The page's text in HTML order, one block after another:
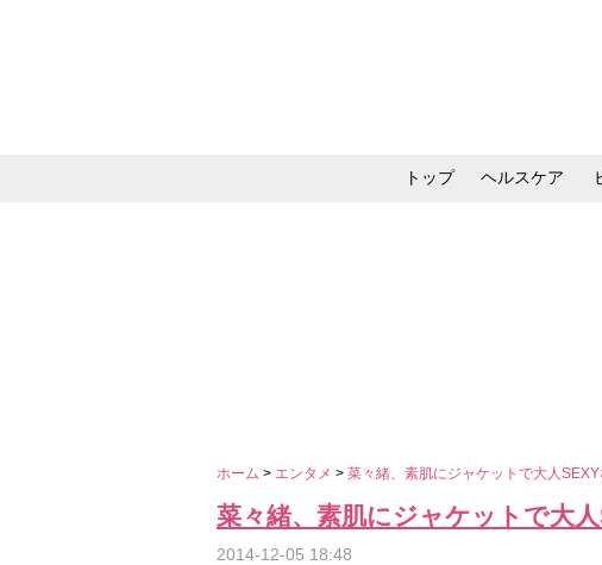
トップ ヘルスケア
ホーム > エンタメ > 菜々緒、素肌にジャケットで大人
菜々緒、素肌にジャケットで大
2014-12-05 18:48